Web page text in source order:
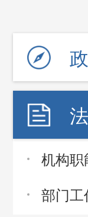
机构职
部门工